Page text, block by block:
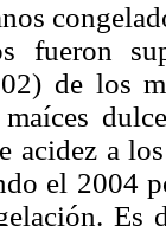
fueron
de los
acidez a
el 2004
Es